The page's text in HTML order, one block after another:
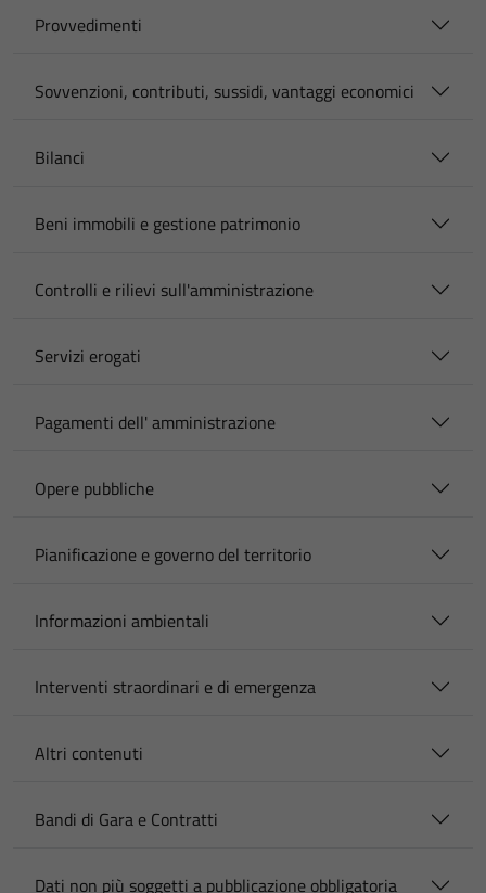
Provvedimenti
Sovvenzioni, contributi, sussidi, vantaggi economici
Bilanci
Beni immobili e gestione patrimonio
Controlli e rilievi sull'amministrazione
Servizi erogati
Pagamenti dell' amministrazione
Opere pubbliche
Pianificazione e governo del territorio
Informazioni ambientali
Interventi straordinari e di emergenza
Altri contenuti
Bandi di Gara e Contratti
Dati non più soggetti a pubblicazione obbligatoria